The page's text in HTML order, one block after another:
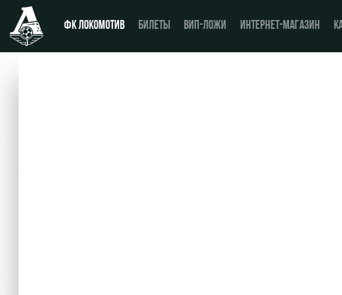
ФК ЛОКОМОТИВ БИЛЕТЫ ВИП-ЛОЖИ ИНТЕРНЕТ-МАГАЗИН